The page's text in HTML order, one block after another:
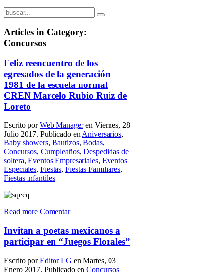
Articles in Category:
Concursos
Feliz reencuentro de los
egresados de la generación
1981 de la escuela normal
CREN Marcelo Rubio Ruiz de
Loreto
Escrito porWeb Manageren Viernes, 28
Julio 2017. Publicado enAniversarios,
Baby showers, Bautizos, Bodas,
Concursos, Cumpleaños, Despedidas de
soltera, Eventos Empresariales, Eventos
Especiales, Fiestas, Fiestas Familiares,
Fiestas infantiles
Read more Comentar
Invitan a poetas mexicanos a
participar en “Juegos Florales”
Escrito porEditor LG en Martes, 03
Enero 2017. Publicado en Concursos